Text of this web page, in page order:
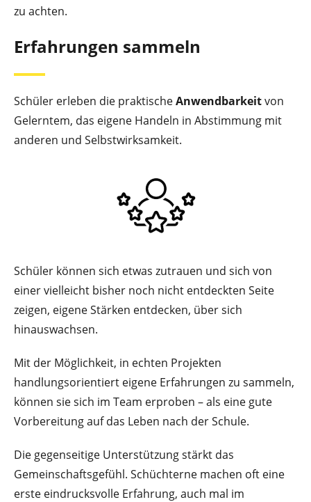
zu achten.
Erfahrungen sammeln
Schüler erleben die praktischeAnwendbarkeitvon
Gelerntem, das eigene Handeln in Abstimmung mit
anderen und Selbstwirksamkeit.
Schüler können sich etwas zutrauen und sich von
einer vielleicht bisher noch nicht entdeckten Seite
zeigen, eigene Stärken entdecken, über sich
hinauswachsen.
Mit der Möglichkeit, in echten Projekten
handlungsorientiert eigene Erfahrungen zu sammeln,
können sie sich im Team erproben – als eine gute
Vorbereitung auf das Leben nach der Schule.
Die gegenseitige Unterstützung stärkt das
Gemeinschaftsgefühl. Schüchterne machen oft eine
erste eindrucksvolle Erfahrung, auch mal im